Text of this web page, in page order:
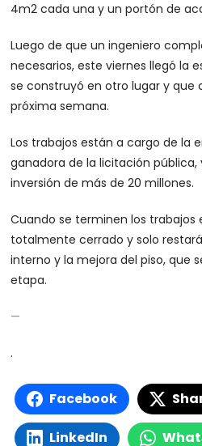
4m2 cada una y un portón de
Luego de que un ingeniero
necesarios, este viernes llegó la
se construyó en otro lugar y que
próxima semana.
Los trabajos están a cargo de la
ganadora de la licitación
inversión de más de 20 millones.
Cuando se terminen los trabajos
totalmente cerrado y solo
interno y la mejora del piso, que
etapa.
—
.
Facebook
LinkedIn